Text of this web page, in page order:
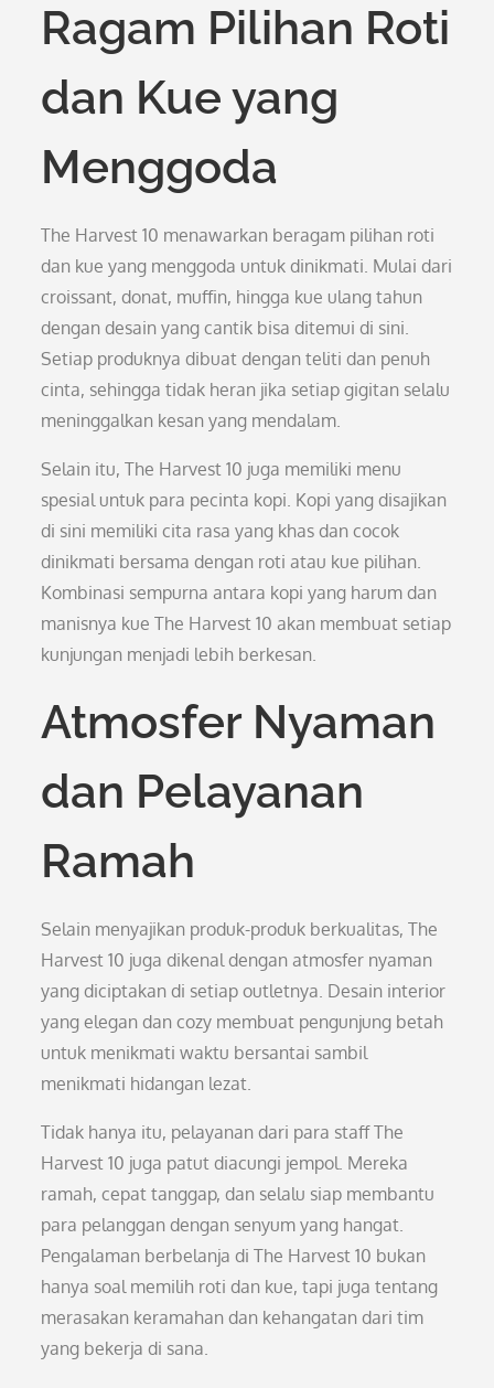
Ragam Pilihan Roti
dan Kue yang
Menggoda
The Harvest 10 menawarkan beragam pilihan roti
dan kue yang menggoda untuk dinikmati. Mulai dari
croissant, donat, muffin, hingga kue ulang tahun
dengan desain yang cantik bisa ditemui di sini.
Setiap produknya dibuat dengan teliti dan penuh
cinta, sehingga tidak heran jika setiap gigitan selalu
meninggalkan kesan yang mendalam.
Selain itu, The Harvest 10 juga memiliki menu
spesial untuk para pecinta kopi. Kopi yang disajikan
di sini memiliki cita rasa yang khas dan cocok
dinikmati bersama dengan roti atau kue pilihan.
Kombinasi sempurna antara kopi yang harum dan
manisnya kue The Harvest 10 akan membuat setiap
kunjungan menjadi lebih berkesan.
Atmosfer Nyaman
dan Pelayanan
Ramah
Selain menyajikan produk-produk berkualitas, The
Harvest 10 juga dikenal dengan atmosfer nyaman
yang diciptakan di setiap outletnya. Desain interior
yang elegan dan cozy membuat pengunjung betah
untuk menikmati waktu bersantai sambil
menikmati hidangan lezat.
Tidak hanya itu, pelayanan dari para staff The
Harvest 10 juga patut diacungi jempol. Mereka
ramah, cepat tanggap, dan selalu siap membantu
para pelanggan dengan senyum yang hangat.
Pengalaman berbelanja di The Harvest 10 bukan
hanya soal memilih roti dan kue, tapi juga tentang
merasakan keramahan dan kehangatan dari tim
yang bekerja di sana.